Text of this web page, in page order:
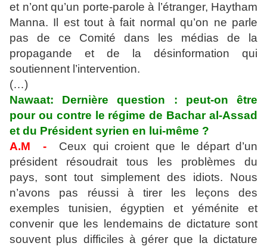
et n’ont qu’un porte-parole à l’étranger, Haytham
Manna. Il est tout à fait normal qu’on ne parle
pas de ce Comité dans les médias de la
propagande et de la désinformation qui
soutiennent l’intervention.
(…)
Nawaat: Dernière question : peut-on être
pour ou contre le régime de Bachar al-Assad
et du Président syrien en lui-même ?
A.M - Ceux qui croient que le départ d’un
président résoudrait tous les problèmes du
pays, sont tout simplement des idiots. Nous
n’avons pas réussi à tirer les leçons des
exemples tunisien, égyptien et yéménite et
convenir que les lendemains de dictature sont
souvent plus difficiles à gérer que la dictature